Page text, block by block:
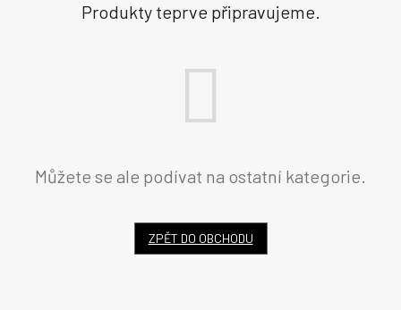
Produkty teprve připravujeme.
Můžete se ale podívat na ostatní kategorie.
ZPĚT DO OBCHODU